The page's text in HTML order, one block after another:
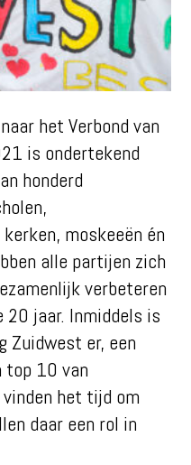
het Verbond van
is ondertekend
honderd
moskeeën én
alle partijen zich
verbeteren
20 jaar. Inmiddels is
Zuidwest er, een
top 10 van
het tijd om
daar een rol in